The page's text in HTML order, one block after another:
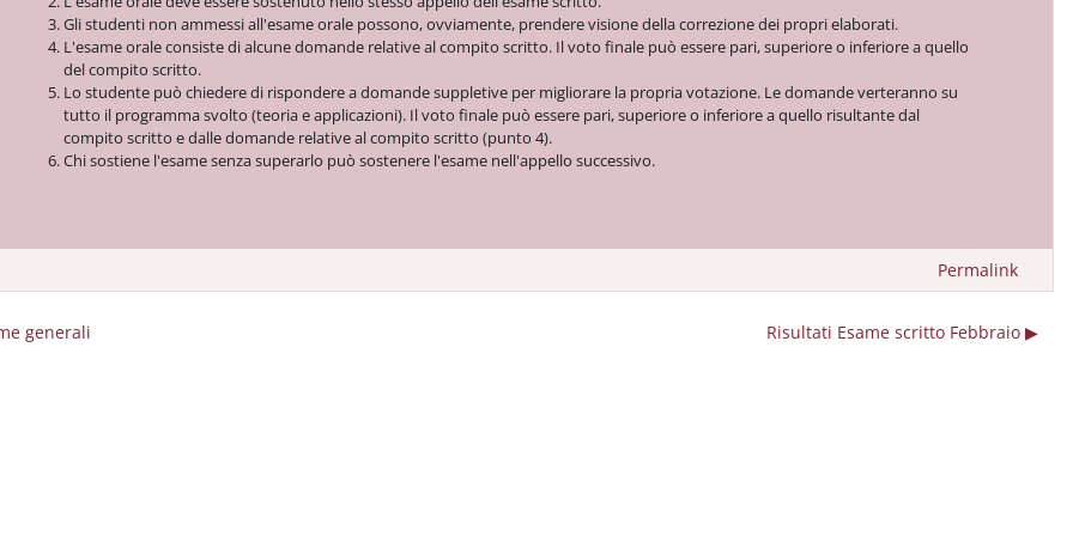
Gli studenti non ammessi all'esame orale possono, ovviamente, prendere visione della correzione dei propri elaborati.
L'esame orale consiste di alcune domande relative al compito scritto. Il voto finale può essere pari, superiore o inferiore a quello
del compito scritto.
Lo studente può chiedere di rispondere a domande suppletive per migliorare la propria votazione. Le domande verteranno su
tutto il programma svolto (teoria e applicazioni). Ilvoto finale può essere pari, superiore o inferiore a quello risultante dal
compito scritto e dalle domande relative al compito scritto (punto 4).
Chi sostiene l'esame senza superarlo può sostenere l'esame nell'appello successivo.
Permalink
generali Risultati Esame scritto Febbraio ▶︎